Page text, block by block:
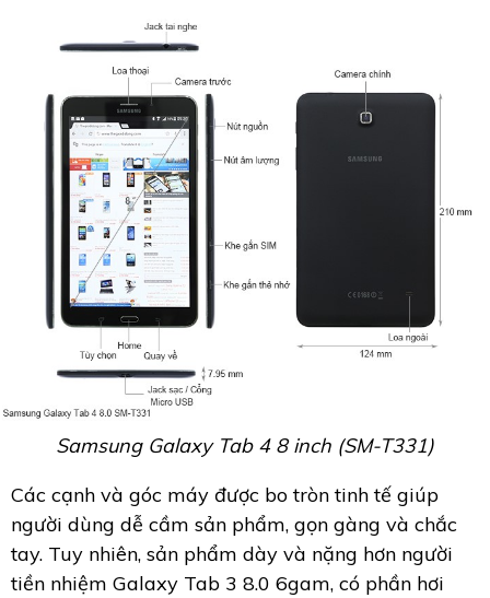
Samsung Galaxy Tab 4 8 inch (SM-T331)
Các cạnh và góc máy được bo tròn tinh tế giúp
người dùng dễ cầm sản phẩm, gọn gàng và chắc
tay. Tuy nhiên, sản phẩm dày và nặng hơn người
tiền nhiệm Galaxy Tab 3 8.0 6gam, có phần hơi